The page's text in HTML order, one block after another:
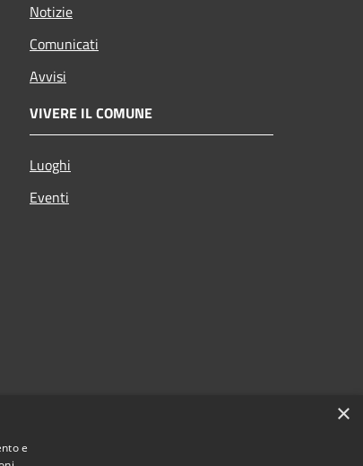
Notizie
Comunicati
Avvisi
VIVERE IL COMUNE
Luoghi
Eventi
×
e